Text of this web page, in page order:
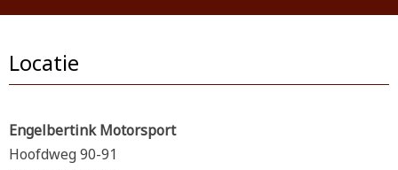
Locatie
Engelbertink Motorsport
Hoofdweg 90-91